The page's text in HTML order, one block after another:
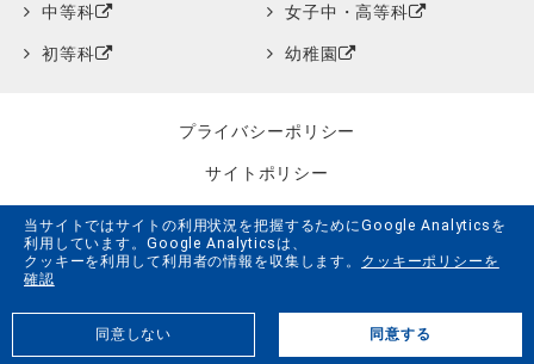
当サイトではサイトの利用状況を把握するためにGoogle Analyticsを
利用しています。Google Analyticsは、
クッキーを利用して利用者の情報を収集します。 クッキーポリシーを
確認
同意しない 同意する
中等科 女子中・高等科
初等科 幼稚園
プライバシーポリシー
サイトポリシー
クッキーポリシー
サイトマップ